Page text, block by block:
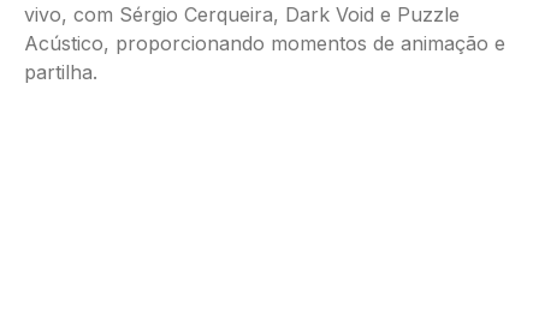
vivo, com Sérgio Cerqueira, Dark Void e Puzzle
Acústico, proporcionando momentos de animação e
partilha.